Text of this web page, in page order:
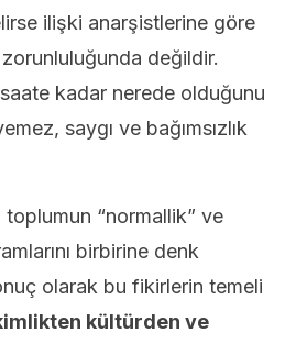
ilişki anarşistlerine göre
değildir.
saate kadar nerede olduğunu
saygı ve bağımsızlık
“normallik” ve
birbirine denk
olarak bu fikirlerin temeli
kültürden ve